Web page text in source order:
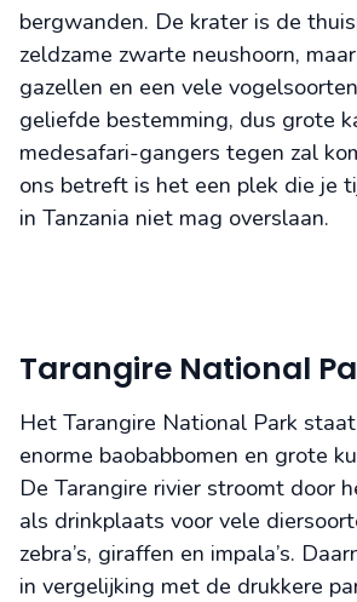
bergwanden. De krater is de
zeldzame zwarte neushoorn,
gazellen en een vele
geliefde bestemming, dus grote
medesafari-gangers tegen zal
ons betreft is het een plek die je
in Tanzania niet mag overslaan.
Tarangire National
Het Tarangire National Park
enorme baobabbomen en grote
De Tarangire rivier stroomt door
als drinkplaats voor vele
zebra’s, giraffen en impala’s.
in vergelijking met de drukkere